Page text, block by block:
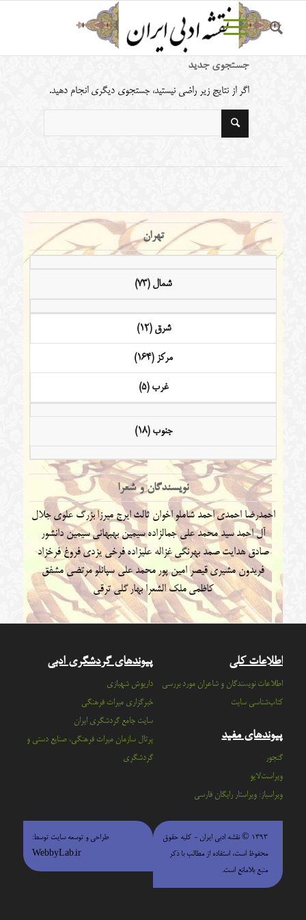
جستجوی جدید
اگر از نتایج زیر راضی نیستید، جستجوی دیگری انجام دهید.
تهران
شمال (73)
شرق (12)
مرکز (164)
غرب (5)
جنوب (18)
نویسندگان و شعرا
احمدرضا احمدیاحمد شاملو اخوان ثالث ایرج میرزابزرگ علوی جلال
آل احمدسید محمد علی جمالزادهسیمین بهبهانیسیمین دانشور
صادق هدایتصمد بهرنگی غزاله علیزادهفرخی یزدی فروغ فرخزاد
فریدون مشیری قیصر امین پور محمد علی سپانلومرتضی مشفق
کاظمی ملک الشعرا بهار گلی ترقی
اطلاعات کلی
اطلاعات نویسندگان و شاعران مورد بررسی
کتاب‌شناسی سایت
پیوندهای مفید
گنجور
ویراست‌لایو
ویراسباز: ویراستار رایگان فارسی
پیوندهای گردشگری ادبی
داریوش شهبازی
خبرگزاری میراث فرهنگی
سايت جامع گردشگري ايران
پرتال سازمان ميراث فرهنگي، صنايع دستي و
گردشگري
۱۳۹۳ © نقشه ادبی ایران - كليه حقوق
محفوظ است، استفاده از مطالب با ذكر
منبع بلامانع است.
طراحی و توسعه سایت توسط:
WebbyLab.ir